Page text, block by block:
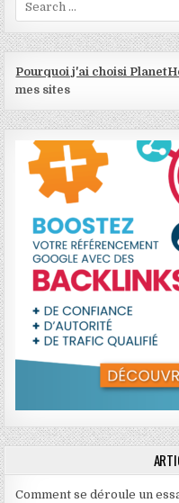
Pourquoi j'ai choisi
mes sites
Comment se déroule un